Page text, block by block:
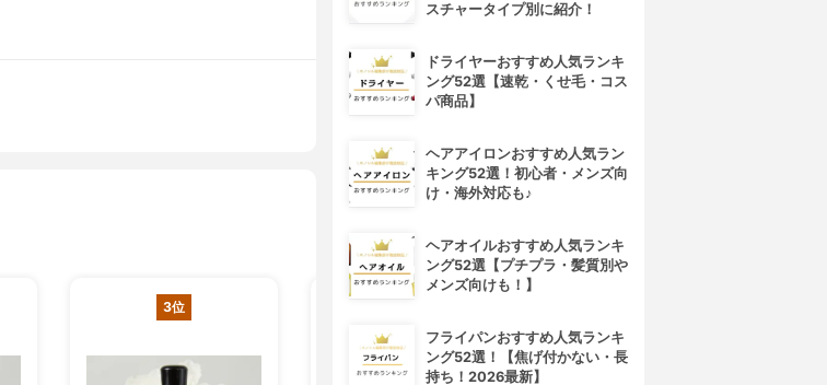
3位
スチャータイプ別に紹介！
ドライヤーおすすめ人気ランキ
ング52選【速乾・くせ毛・コス
パ商品】
ヘアアイロンおすすめ人気ラン
キング52選！初心者・メンズ向
け・海外対応も♪
ヘアオイルおすすめ人気ランキ
ング52選【プチプラ・髪質別や
メンズ向けも！】
フライパンおすすめ人気ランキ
ング52選！【焦げ付かない・長
持ち！2026最新】